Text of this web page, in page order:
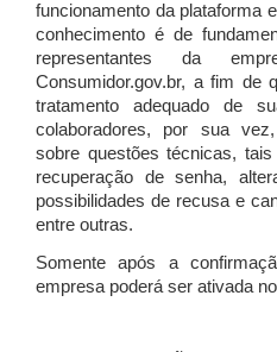
funcionamento da plataforma
conhecimento é de
representantes da
Consumidor.gov.br, a fim de
tratamento adequado de
colaboradores, por sua
sobre questões técnicas,
recuperação de senha,
possibilidades de recusa e
entre outras.
Somente após a
empresa poderá ser ativada